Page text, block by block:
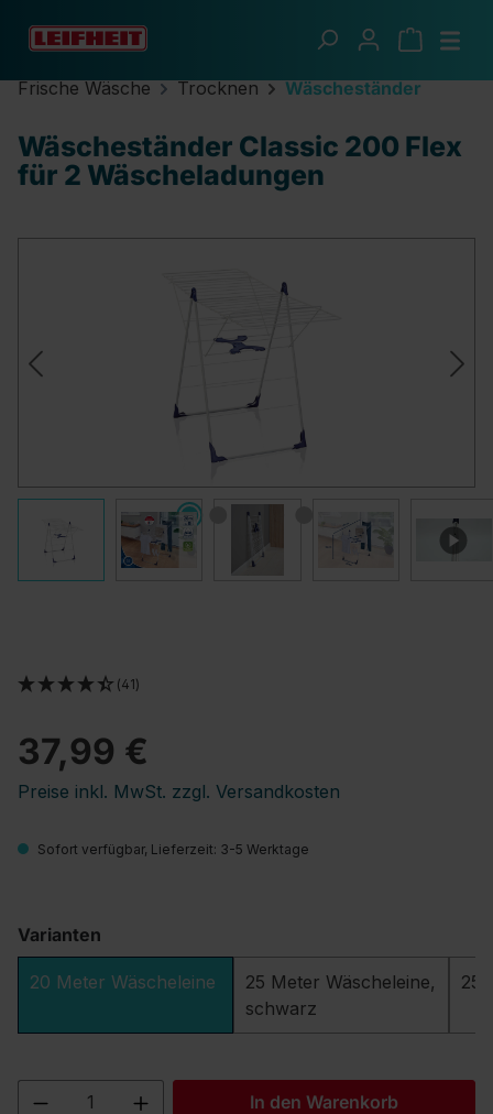
Zum Hauptinhalt springen
Frische Wäsche Trocknen Wäscheständer
Wäscheständer Classic 200 Flex
für 2 Wäscheladungen
37,99 €
Preise inkl. MwSt. zzgl. Versandkosten
(41)
Sofort verfügbar, Lieferzeit: 3-5 Werktage
Varianten
20 Meter Wäscheleine
25 Meter Wäscheleine,
schwarz
25
Produkt Anzahl: Gib den gewünschten
In den Warenkorb